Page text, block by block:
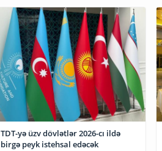
TDT-yə üzv dövlətlər 2026-cı ildə
birgə peyk istehsal edəcək